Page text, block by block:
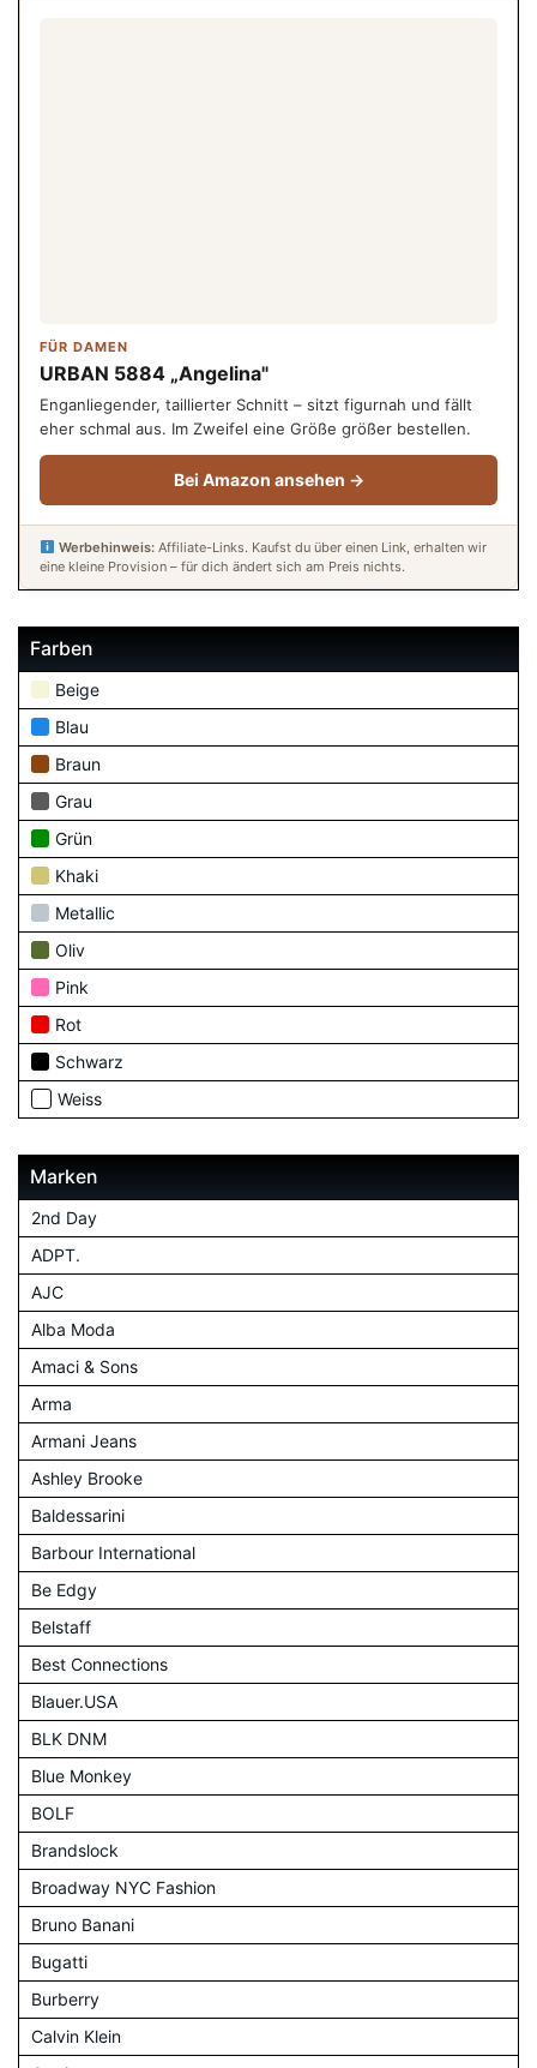
FÜR DAMEN
URBAN 5884 „Angelina"
Enganliegender, taillierter Schnitt – sitzt figurnah und fällt
eher schmal aus. Im Zweifel eine Größe größer bestellen.
Bei Amazon ansehen →
Werbehinweis:Affiliate-Links. Kaufst du über einen Link, erhalten wir
eine kleine Provision – für dich ändert sich am Preis nichts.
Farben
Beige
Blau
Braun
Grau
Grün
Khaki
Metallic
Oliv
Pink
Rot
Schwarz
Weiss
Marken
2nd Day
ADPT.
AJC
Alba Moda
Amaci & Sons
Arma
Armani Jeans
Ashley Brooke
Baldessarini
Barbour International
Be Edgy
Belstaff
Best Connections
Blauer.USA
BLK DNM
Blue Monkey
BOLF
Brandslock
Broadway NYC Fashion
Bruno Banani
Bugatti
Burberry
Calvin Klein